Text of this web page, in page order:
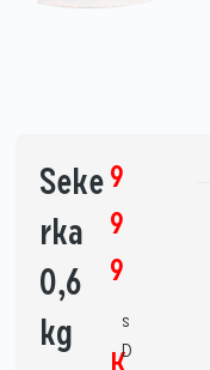
Seke
rka
0,6
kg
9
9
9
s
D